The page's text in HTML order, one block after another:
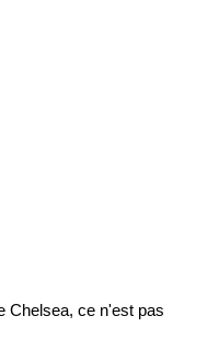
Chelsea, ce n'est pas